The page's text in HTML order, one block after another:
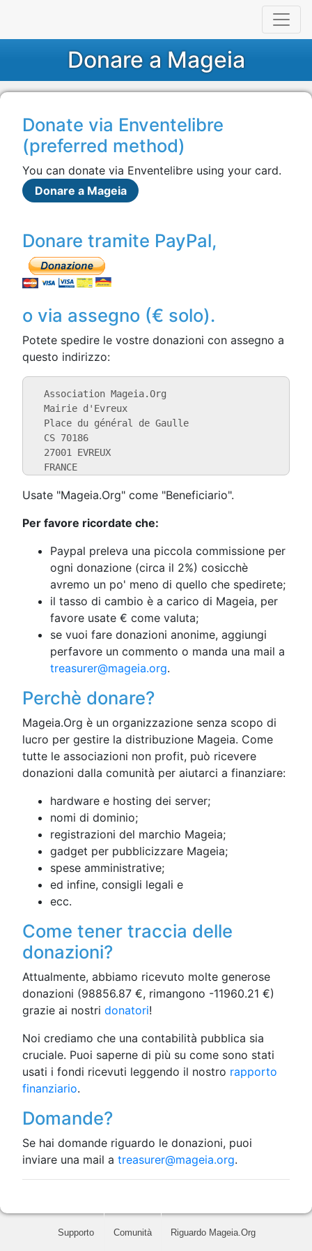
Donare a Mageia
Donate via Enventelibre
(preferred method)
You can donate via Enventelibre using your card.
Donare a Mageia
Donare tramite PayPal,
o via assegno (€ solo).
Potete spedire le vostre donazioni con assegno a
questo indirizzo:
  Association Mageia.Org
  Mairie d'Evreux
  Place du général de Gaulle
  CS 70186
  27001 EVREUX
  FRANCE
Usate "Mageia.Org" come "Beneficiario".
Per favore ricordate che:
Paypal preleva una piccola commissione per
ogni donazione (circa il 2%) cosicchè
avremo un po' meno di quello che spedirete;
il tasso di cambio è a carico di Mageia, per
favore usate € come valuta;
se vuoi fare donazioni anonime, aggiungi
perfavore un commento o manda una mail a
treasurer@mageia.org.
Perchè donare?
Mageia.Org è un organizzazione senza scopo di
lucro per gestire la distribuzione Mageia. Come
tutte le associazioni non profit, può ricevere
donazioni dalla comunità per aiutarci a finanziare:
hardware e hosting dei server;
nomi di dominio;
registrazioni del marchio Mageia;
gadget per pubblicizzare Mageia;
spese amministrative;
ed infine, consigli legali e
ecc.
Come tener traccia delle
donazioni?
Attualmente, abbiamo ricevuto molte generose
donazioni (98856.87 €, rimangono -11960.21 €)
grazie ai nostri donatori!
Noi crediamo che una contabilità pubblica sia
cruciale. Puoi saperne di più su come sono stati
usati i fondi ricevuti leggendo il nostro rapporto
finanziario.
Domande?
Se hai domande riguardo le donazioni, puoi
inviare una mail a treasurer@mageia.org.
Supporto Comunità Riguardo Mageia.Org